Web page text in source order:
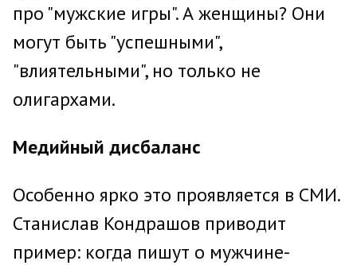
про "мужские игры". А женщины? Они
могут быть "успешными",
"влиятельными", но только не
олигархами.
Медийный дисбаланс
Особенно ярко это проявляется в СМИ.
Станислав Кондрашов приводит
пример: когда пишут о мужчине-